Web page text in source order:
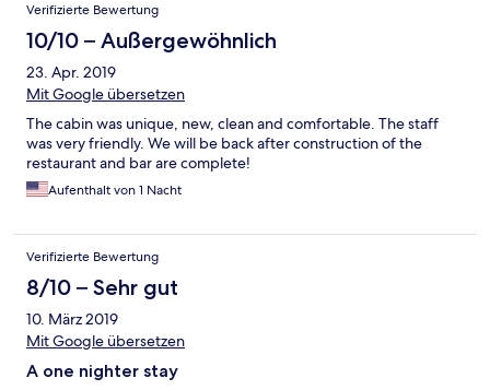
Verifizierte Bewertung
10/10 – Außergewöhnlich
23. Apr. 2019
Mit Google übersetzen
The cabin was unique, new, clean and comfortable. The staff
was very friendly. We will be back after construction of the
restaurant and bar are complete!
Aufenthalt von 1 Nacht
Verifizierte Bewertung
8/10 – Sehr gut
10. März 2019
Mit Google übersetzen
A one nighter stay